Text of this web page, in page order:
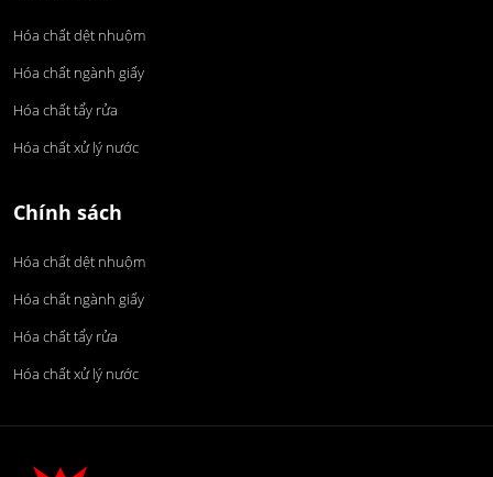
Hóa chất dệt nhuộm
Hóa chất ngành giấy
Hóa chất tẩy rửa
Hóa chất xử lý nước
Chính sách
Hóa chất dệt nhuộm
Hóa chất ngành giấy
Hóa chất tẩy rửa
Hóa chất xử lý nước